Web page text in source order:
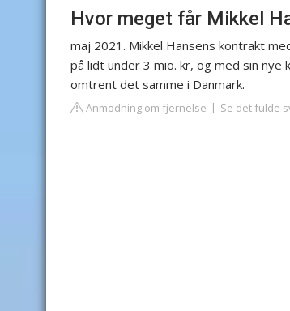
Hvor meget får Mikkel
maj 2021. Mikkel Hansens kontrakt
på lidt under 3 mio. kr, og med sin
omtrent det samme i Danmark.
Anmodning om fjernelse Se det fulde